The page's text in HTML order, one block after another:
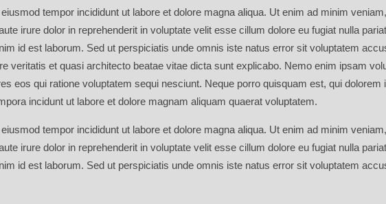
tempor incididunt ut labore et dolore magna aliqua. Ut enim ad minim
irure dolor in reprehenderit in voluptate velit esse cillum dolore eu fugiat nulla
id est laborum. Sed ut perspiciatis unde omnis iste natus error sit voluptatem
veritatis et quasi architecto beatae vitae dicta sunt explicabo. Nemo enim ipsam
eos qui ratione voluptatem sequi nesciunt. Neque porro quisquam est, qui dolorem
incidunt ut labore et dolore magnam aliquam quaerat voluptatem.
tempor incididunt ut labore et dolore magna aliqua. Ut enim ad minim
irure dolor in reprehenderit in voluptate velit esse cillum dolore eu fugiat nulla
id est laborum. Sed ut perspiciatis unde omnis iste natus error sit voluptatem